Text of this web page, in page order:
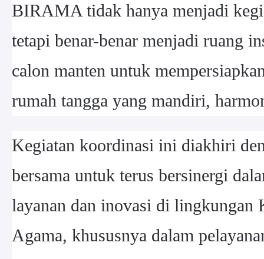
BIRAMA tidak hanya menjadi
tetapi benar-benar menjadi ruang
calon manten untuk
rumah tangga yang mandiri,
Kegiatan koordinasi ini diakhiri
bersama untuk terus bersinergi
layanan dan inovasi di lingkungan
Agama, khususnya dalam